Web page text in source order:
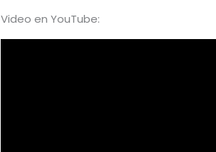
Video en YouTube: